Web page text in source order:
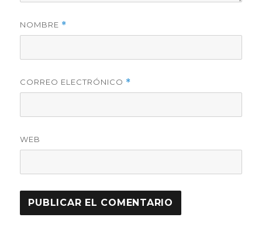
NOMBRE *
CORREO ELECTRÓNICO *
WEB